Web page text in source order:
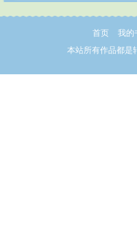
首页 我的
本站所有作品都是